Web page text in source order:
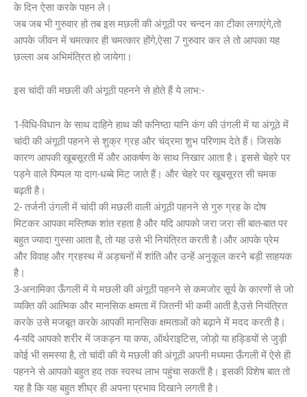
के दिन ऐसा करके पहन ले।
जब जब भी गुरुवार हो तब इस मछली की अंगूठी पर चन्दन का टीका लगाएंगे,तो
आपके जीवन में चमत्कार ही चमत्कार होंगे,ऐसा 7 गुरुवार कर ले तो आपका यह
छल्ला अब अभिमंत्रित हो जायेगा।
इस चांदी की मछली की अंगूठी पहनने से होते हैं ये लाभ:-
1-विधि-विधान के साथ दाहिने हाथ की कनिष्ठा यानि कंग की उंगली में या अंगूठे में
चांदी की अंगूठी पहनने से शुक्र ग्रह और चंद्रमा शुभ परिणाम देते हैं। जिसके
कारण आपकी खूबसूरती में और आकर्षण के साथ निखार आता है। इससे चेहरे पर
पड़ने वाले पिम्पल या दाग-धब्बे मिट जाते हैं। और चेहरे पर खूबसूरत सी चमक
बढ़ती है।
2- तर्जनी उंगली में चांदी की मछली वाली अंगूठी पहनने से गुरु ग्रह के दोष
मिटकर आपका मस्तिष्क शांत रहता है और यदि आपको जरा जरा सी बात-बात पर
बहुत ज्यादा गुस्सा आता है, तो यह उसे भी नियंत्रित करती है।और आपके प्रेम
और विवाह और ग्रहस्थ में अड़चनों में शांति और उन्हें अनुकूल करने बड़ी साहयक
है।
3-अनामिका ऊँगली में ये मछली की अंगूठी पहनने से कमजोर सूर्य के कारणों से जो
व्यक्ति की आत्मिक और मानसिक क्षमता में जितनी भी कमी आती है,उसे नियंत्रित
करके उसे मजबूत करके आपकी मानसिक क्षमताओं को बढ़ाने में मदद करती है।
4-यदि आपको शरीर में जकड़न या कफ, ऑर्थराइटिस, जोड़ो या हड्डियों से जुड़ी
कोई भी समस्या है, तो चांदी की ये मछली की अंगूठी अपनी मध्यमा ऊँगली में ऐसे ही
पहनने से आपको बहुत हद तक स्वस्थ लाभ पहुंचा सकती है। इसकी विशेष बात तो
यह है कि यह बहुत शीघ्र ही अपना प्रभाव दिखाने लगती है।